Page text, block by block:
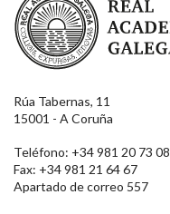
Rúa Tabernas, 11
15001 - A Coruña
Teléfono: +34 981 20 73 08
Fax: +34 981 21 64 67
Apartado de correo 557